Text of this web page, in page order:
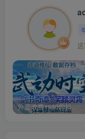
外面收费1980的抖音武动时空直播项目，无需真人出镜，实时互动直播【软件+详细教程】